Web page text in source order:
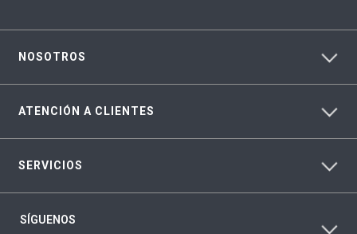
NOSOTROS
ATENCIÓN A CLIENTES
SERVICIOS
SÍGUENOS